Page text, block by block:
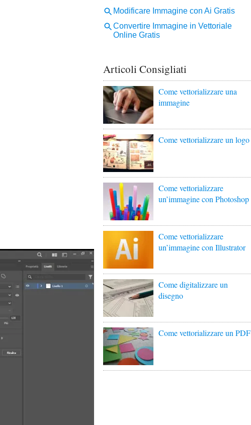
Articoli Consigliati
Come vettorializzare una
immagine
Come vettorializzare un logo
Come vettorializzare
un’immagine con Photoshop
Come vettorializzare
un’immagine con Illustrator
Come digitalizzare un
disegno
Come vettorializzare un PDF